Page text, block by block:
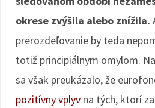
okrese zvýšila alebo znížila.
prerozdeľovanie by teda
totiž principiálnym omylom.
sa však preukázalo, že
pozitívny vplyv na tých, ktorí